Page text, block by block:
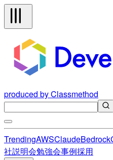
produced by Classmethod
TrendingAWSClaudeBedrock
社説明会勉強会事例採用